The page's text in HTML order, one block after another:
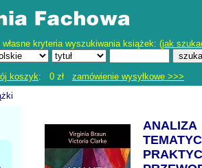
własne kryteria wyszukiwania książek: (jak
koszyk: 0 zł zamówienie wysyłkowe >>>
ANALIZA